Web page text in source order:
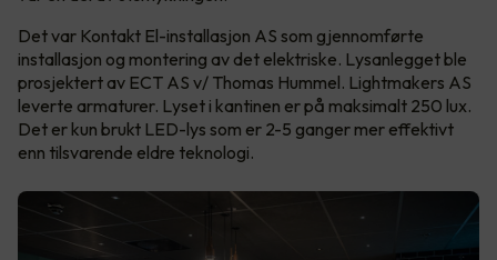
Det var Kontakt El-installasjon AS som gjennomførte
installasjon og montering av det elektriske. Lysanlegget ble
prosjektert av ECT AS v/ Thomas Hummel. Lightmakers AS
leverte armaturer. Lyset i kantinen er på maksimalt 250 lux.
Det er kun brukt LED-lys som er 2-5 ganger mer effektivt
enn tilsvarende eldre teknologi.